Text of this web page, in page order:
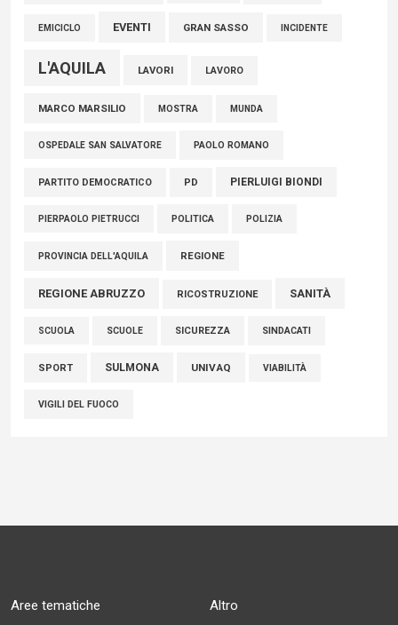
EMICICLO EVENTI GRAN SASSO INCIDENTE
L'AQUILA LAVORI LAVORO
MARCO MARSILIO MOSTRA MUNDA
OSPEDALE SAN SALVATORE PAOLO ROMANO
PARTITO DEMOCRATICO PD PIERLUIGI BIONDI
PIERPAOLO PIETRUCCI POLITICA POLIZIA
PROVINCIA DELL'AQUILA REGIONE
REGIONE ABRUZZO RICOSTRUZIONE SANITÀ
SCUOLA SCUOLE SICUREZZA SINDACATI
SPORT SULMONA UNIVAQ VIABILITÀ
VIGILI DEL FUOCO
Aree tematiche Altro